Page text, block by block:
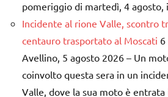
pomeriggio di martedì, 4 agosto,
Incidente al rione Valle, scontro
centauro trasportato al Moscati
Avellino, 5 agosto 2026 – Un
coinvolto questa sera in un
Valle, dove la sua moto è entrata